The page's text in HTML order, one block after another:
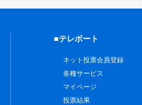
■テレボート
ネット投票会員登録
各種サービス
マイページ
投票結果